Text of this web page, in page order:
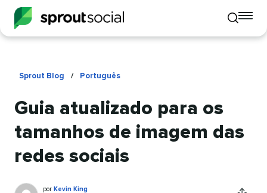
Toggle
mobile
Sprout Blog / Português
Guia atualizado para os
tamanhos de imagem das
redes sociais
Kevin
Escrito
por Kevin King